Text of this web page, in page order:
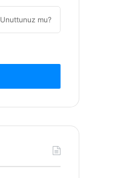
Unuttunuz mu?